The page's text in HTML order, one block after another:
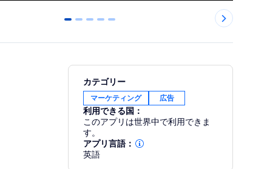
0 1 2 3 4
カテゴリー
マーケティング 広告
利用できる国：
このアプリは世界中で利用できま
す。
アプリ言語：
英語